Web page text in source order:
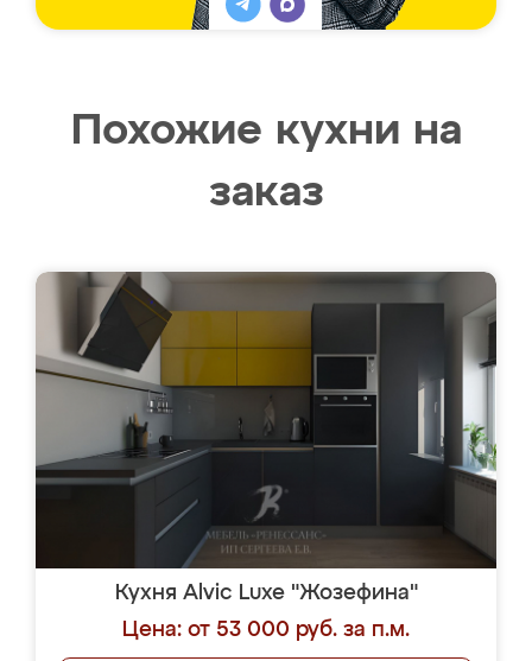
Похожие кухни на
заказ
Кухня Alvic Luxe "Жозефина"
Цена: от 53 000 руб. за п.м.